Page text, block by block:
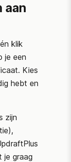
aan
klik
je een
Kies
hebt en
zijn
je graag